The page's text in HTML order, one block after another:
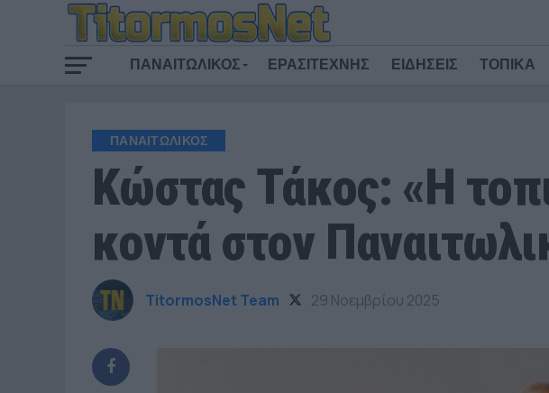
ΠΑΝΑΙΤΩΛΙΚΟΣ ΕΡΑΣΙΤΕΧΝΗΣ ΕΙΔΗΣΕΙΣ ΤΟΠΙΚΑ
ΠΑΝΑΙΤΩΛΙΚΟΣ
Κώστας Τάκος: «Η
κοντά στον
TitormosNet Team 29 Νοεμβρίου 2025